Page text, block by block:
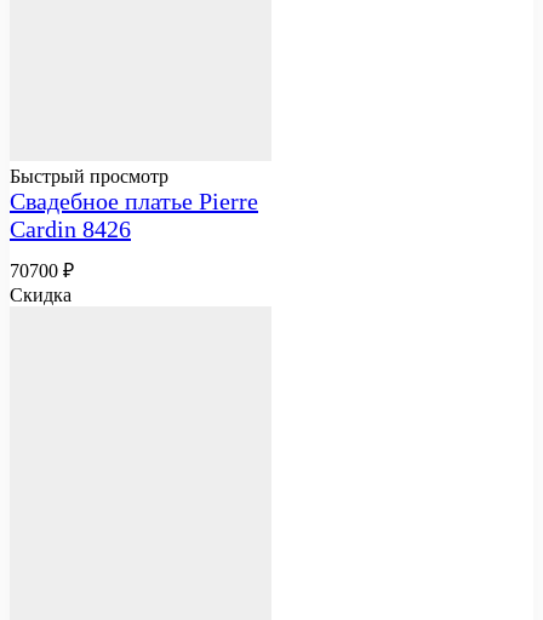
Быстрый просмотр
Свадебное платье Pierre
Cardin 8426
70700 ₽
Скидка